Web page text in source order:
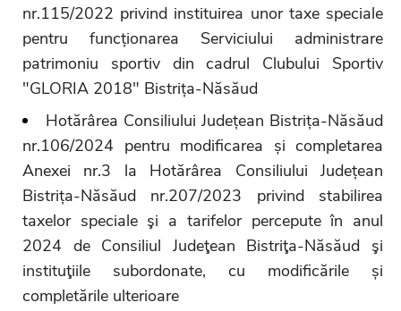
nr.115/2022 privind instituirea unor taxe speciale
pentru funcționarea Serviciului administrare
patrimoniu sportiv din cadrul Clubului Sportiv
"GLORIA 2018" Bistrița-Năsăud
Hotărârea Consiliului Județean Bistrița-Năsăud
nr.106/2024 pentru modificarea și completarea
Anexei nr.3 la Hotărârea Consiliului Județean
Bistrița-Năsăud nr.207/2023 privind stabilirea
taxelor speciale şi a tarifelor percepute în anul
2024 de Consiliul Judeţean Bistriţa-Năsăud şi
instituţiile subordonate, cu modificările și
completările ulterioare